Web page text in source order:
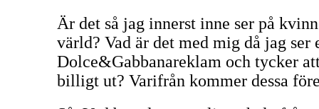
Är det så jag innerst inne ser på
värld? Vad är det med mig då jag
Dolce&Gabbanareklam och tycker
billigt ut? Varifrån kommer dessa